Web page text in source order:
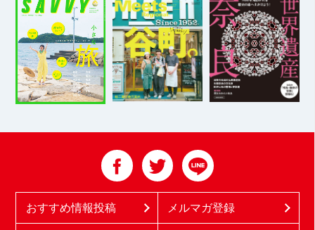
おすすめ情報投稿 メルマガ登録